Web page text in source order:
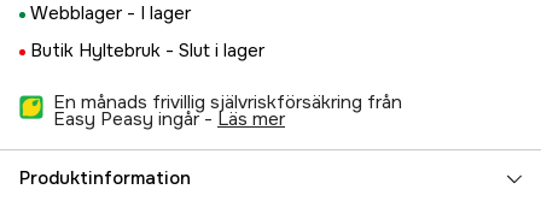
Webblager - I lager
Butik Hyltebruk - Slut i lager
En månads frivillig självriskförsäkring från
Easy Peasy ingår - läs mer
Produktinformation